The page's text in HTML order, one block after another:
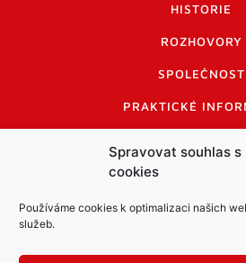
Spravovat souhlas s
cookies
Používáme cookies k optimalizaci našich
služeb.
HISTORIE
ROZHOVORY
SPOLEČNOST
PRAKTICKÉ
INFORMACE A KODEX
LOGO A LOGO